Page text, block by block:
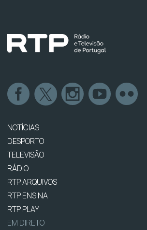
NOTÍCIAS
DESPORTO
TELEVISÃO
RÁDIO
RTP ARQUIVOS
RTP ENSINA
RTP PLAY
EM DIRETO